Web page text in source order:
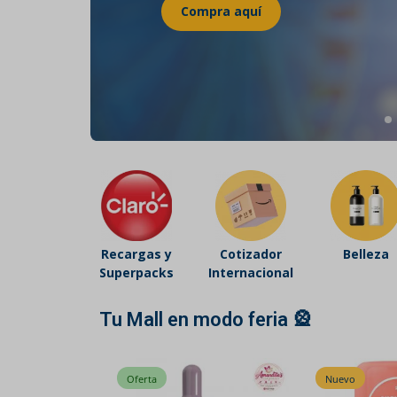
Belleza
Tecnología
Ver más categorías
Recargas y
Superpacks
Cotizador
Internacional
Belleza
Tu Mall en modo feria 🎡
Nuevo Nuevo